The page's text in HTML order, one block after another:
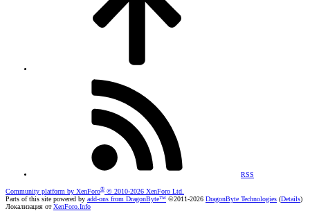
RSS
Community platform by XenForo® © 2010-2026 XenForo Ltd.
Parts of this site powered by add-ons from DragonByte™ ©2011-2026 DragonByte Technologies (Details)
Локализация отXenForo.Info